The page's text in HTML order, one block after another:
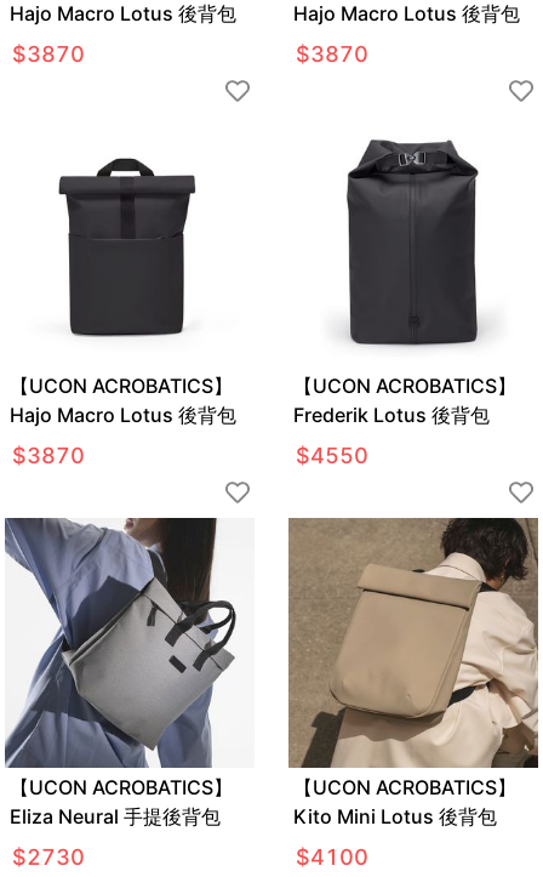
Hajo Macro Lotus 後背包
$3870
Hajo Macro Lotus 後背包
$3870
【UCON ACROBATICS】
Hajo Macro Lotus 後背包
$3870
【UCON ACROBATICS】
Frederik Lotus 後背包
$4550
【UCON ACROBATICS】
Eliza Neural 手提後背包
$2730
【UCON ACROBATICS】
Kito Mini Lotus 後背包
$4100